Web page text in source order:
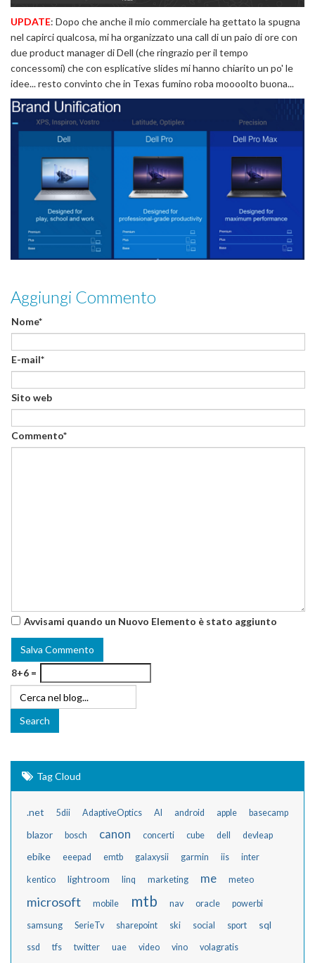
UPDATE: Dopo che anche il mio commerciale ha gettato la spugna
nel capirci qualcosa, mi ha organizzato una call di un paio di ore con
due product manager di Dell (che ringrazio per il tempo
concessomi) che con esplicative slides mi hanno chiarito un po' le
idee... resto convinto che in Texas fumino roba moooolto buona...
Aggiungi Commento
Nome*
E-mail*
Sito web
Commento*
Avvisami quando un Nuovo Elemento è stato aggiunto
8+6 =
Tag Cloud
.net 5dii AdaptiveOptics AI android apple basecamp
blazor bosch canon concerti cube dell devleap
ebike eeepad emtb galaxysii garmin iis inter
kentico lightroom linq marketing me meteo
microsoft mobile mtb nav oracle powerbi
samsung SerieTv sharepoint ski social sport sql
ssd tfs twitter uae video vino volagratis